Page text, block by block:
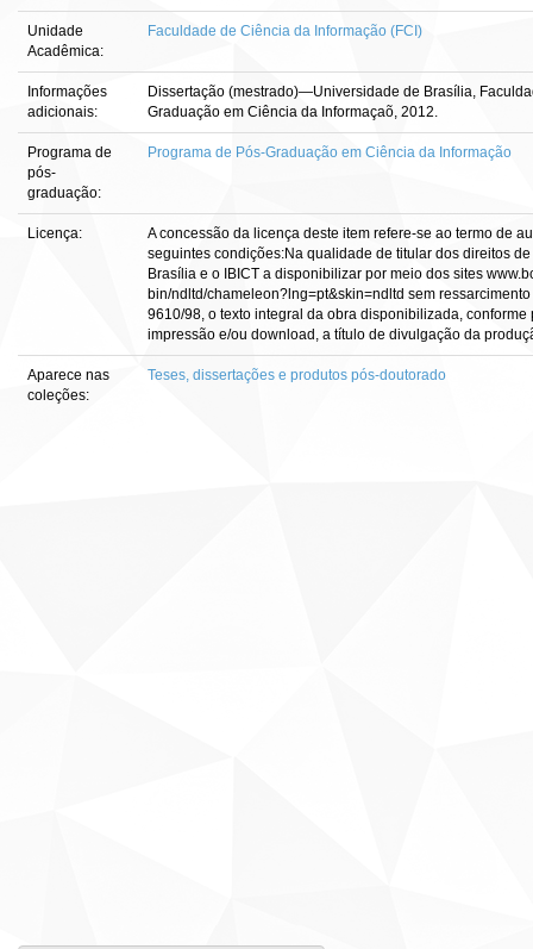
Unidade
Acadêmica:
Faculdade de Ciência da Informação (FCI)
Informações
adicionais:
Dissertação (mestrado)—Universidade de Brasília,
Graduação em Ciência da Informaçaõ, 2012.
Programa de
pós-
graduação:
Programa de Pós-Graduação em Ciência da Informação
Licença:
A concessão da licença deste item refere-se ao termo de
seguintes condições:Na qualidade de titular dos direitos
Brasília e o IBICT a disponibilizar por meio dos sites
bin/ndltd/chameleon?lng=pt&skin=ndltd sem
9610/98, o texto integral da obra disponibilizada,
impressão e/ou download, a título de divulgação da
Aparece nas
coleções:
Teses, dissertações e produtos pós-doutorado